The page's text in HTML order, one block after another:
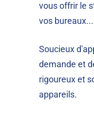
vous offrir le
vos bureaux...
Soucieux
demande et
rigoureux et
appareils.